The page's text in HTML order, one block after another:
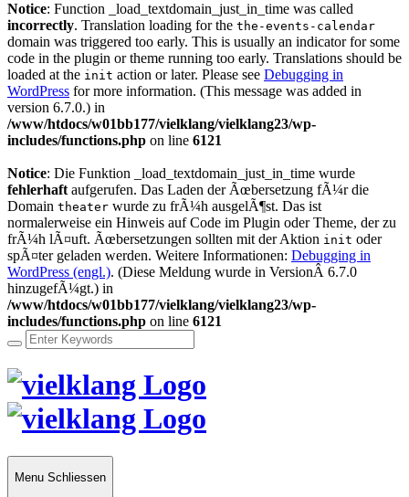
Notice: Function _load_textdomain_just_in_time was called
incorrectly. Translation loading for the the-events-calendar
domain was triggered too early. This is usually an indicator for some
code in the plugin or theme running too early. Translations should be
loaded at the init action or later. Please see Debugging in
WordPress for more information. (This message was added in
version 6.7.0.) in
/www/htdocs/w01bb177/vielklang/vielklang23/wp-
includes/functions.php on line 6121
Notice: Die Funktion _load_textdomain_just_in_time wurde
fehlerhaft aufgerufen. Das Laden der Ãœbersetzung fÃ¼r die
Domain theater wurde zu frÃ¼h ausgelÃ¶st. Das ist
normalerweise ein Hinweis auf Code im Plugin oder Theme, der zu
frÃ¼h lÃ¤uft. Ãœbersetzungen sollten mit der Aktion init oder
spÃ¤ter geladen werden. Weitere Informationen: Debugging in
WordPress (engl.). (Diese Meldung wurde in VersionÂ 6.7.0
hinzugefÃ¼gt.) in
/www/htdocs/w01bb177/vielklang/vielklang23/wp-
includes/functions.php on line 6121
Menu Schliessen